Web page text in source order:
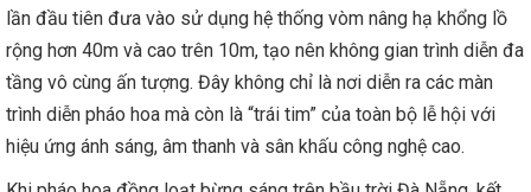
lần đầu tiên đưa vào sử dụng hệ thống vòm nâng hạ khổng lồ
rộng hơn 40m và cao trên 10m, tạo nên không gian trình diễn đa
tầng vô cùng ấn tượng. Đây không chỉ là nơi diễn ra các màn
trình diễn pháo hoa mà còn là “trái tim” của toàn bộ lễ hội với
hiệu ứng ánh sáng, âm thanh và sân khấu công nghệ cao.